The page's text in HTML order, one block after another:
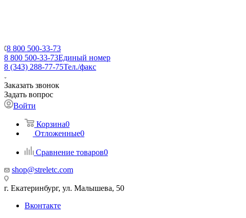
8 800 500-33-73
8 800 500-33-73Единый номер
8 (343) 288-77-75Тел./факс
Заказать звонок
Задать вопрос
Войти
Корзина0
Отложенные0
Сравнение товаров0
shop@streletc.com
г. Екатеринбург, ул. Малышева, 50
Вконтакте